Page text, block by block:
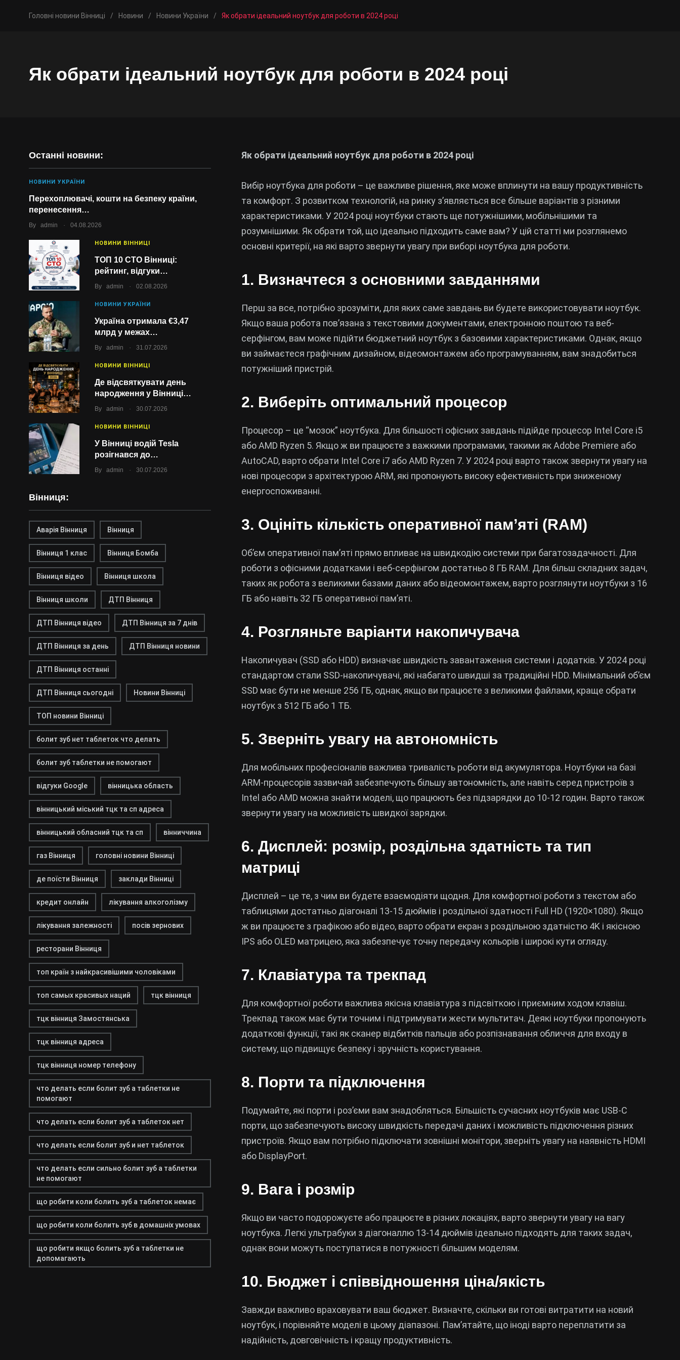
Головні новини Вінниці / Новини / Новини України / Як обрати ідеальний ноутбук для роботи в 2024 році
Як обрати ідеальний ноутбук для роботи в 2024 році
Останні новини:
НОВИНИ УКРАЇНИ
Перехоплювачі, кошти на безпеку країни,
перенесення…
By admin . 04.08.2026
НОВИНИ ВІННИЦІ
ТОП 10 СТО Вінниці:
рейтинг, відгуки…
By admin . 02.08.2026
НОВИНИ УКРАЇНИ
Україна отримала €3,47
млрд у межах…
By admin . 31.07.2026
НОВИНИ ВІННИЦІ
Де відсвяткувати день
народження у Вінниці…
By admin . 30.07.2026
НОВИНИ ВІННИЦІ
У Вінниці водій Tesla
розігнався до…
By admin . 30.07.2026
Вінниця:
Аварія Вінниця Вінниця
Вінниця 1 клас Вінниця Бомба
Вінниця відео Вінниця школа
Вінниця школи ДТП Вінниця
ДТП Вінниця відео ДТП Вінниця за 7 днів
ДТП Вінниця за день ДТП Вінниця новини
ДТП Вінниця останні
ДТП Вінниця сьогодні Новини Вінниці
ТОП новини Вінниці
болит зуб нет таблеток что делать
болит зуб таблетки не помогают
відгуки Google вінницька область
вінницький міський тцк та сп адреса
вінницький обласний тцк та сп вінниччина
газ Вінниця головні новини Вінниці
де поїсти Вінниця заклади Вінниці
кредит онлайн лікування алкоголізму
лікування залежності посів зернових
ресторани Вінниця
топ країн з найкрасивішими чоловіками
топ самых красивых наций тцк вінниця
тцк вінниця Замостянська
тцк вінниця адреса
тцк вінниця номер телефону
что делать если болит зуб а таблетки не
помогают
что делать если болит зуб а таблеток нет
что делать если болит зуб и нет таблеток
что делать если сильно болит зуб а таблетки
не помогают
що робити коли болить зуб а таблеток немає
що робити коли болить зуб в домашніх умовах
що робити якщо болить зуб а таблетки не
допомагають
Як обрати ідеальний ноутбук для роботи в 2024 році
Вибір ноутбука для роботи – це важливе рішення, яке може вплинути на вашу продуктивність
та комфорт. З розвитком технологій, на ринку з’являється все більше варіантів з різними
характеристиками. У 2024 році ноутбуки стають ще потужнішими, мобільнішими та
розумнішими. Як обрати той, що ідеально підходить саме вам? У цій статті ми розглянемо
основні критерії, на які варто звернути увагу при виборі ноутбука для роботи.
1. Визначтеся з основними завданнями
Перш за все, потрібно зрозуміти, для яких саме завдань ви будете використовувати ноутбук.
Якщо ваша робота пов’язана з текстовими документами, електронною поштою та веб-
серфінгом, вам може підійти бюджетний ноутбук з базовими характеристиками. Однак, якщо
ви займаєтеся графічним дизайном, відеомонтажем або програмуванням, вам знадобиться
потужніший пристрій.
2. Виберіть оптимальний процесор
Процесор – це “мозок” ноутбука. Для більшості офісних завдань підійде процесор Intel Core i5
або AMD Ryzen 5. Якщо ж ви працюєте з важкими програмами, такими як Adobe Premiere або
AutoCAD, варто обрати Intel Core i7 або AMD Ryzen 7. У 2024 році варто також звернути увагу на
нові процесори з архітектурою ARM, які пропонують високу ефективність при зниженому
енергоспоживанні.
3. Оцініть кількість оперативної пам’яті (RAM)
Об’єм оперативної пам’яті прямо впливає на швидкодію системи при багатозадачності. Для
роботи з офісними додатками і веб-серфінгом достатньо 8 ГБ RAM. Для більш складних задач,
таких як робота з великими базами даних або відеомонтажем, варто розглянути ноутбуки з 16
ГБ або навіть 32 ГБ оперативної пам’яті.
4. Розгляньте варіанти накопичувача
Накопичувач (SSD або HDD) визначає швидкість завантаження системи і додатків. У 2024 році
стандартом стали SSD-накопичувачі, які набагато швидші за традиційні HDD. Мінімальний об’єм
SSD має бути не менше 256 ГБ, однак, якщо ви працюєте з великими файлами, краще обрати
ноутбук з 512 ГБ або 1 ТБ.
5. Зверніть увагу на автономність
Для мобільних професіоналів важлива тривалість роботи від акумулятора. Ноутбуки на базі
ARM-процесорів зазвичай забезпечують більшу автономність, але навіть серед пристроїв з
Intel або AMD можна знайти моделі, що працюють без підзарядки до 10-12 годин. Варто також
звернути увагу на можливість швидкої зарядки.
6. Дисплей: розмір, роздільна здатність та тип
матриці
Дисплей – це те, з чим ви будете взаємодіяти щодня. Для комфортної роботи з текстом або
таблицями достатньо діагоналі 13-15 дюймів і роздільної здатності Full HD (1920×1080). Якщо
ж ви працюєте з графікою або відео, варто обрати екран з роздільною здатністю 4K і якісною
IPS або OLED матрицею, яка забезпечує точну передачу кольорів і широкі кути огляду.
7. Клавіатура та трекпад
Для комфортної роботи важлива якісна клавіатура з підсвіткою і приємним ходом клавіш.
Трекпад також має бути точним і підтримувати жести мультитач. Деякі ноутбуки пропонують
додаткові функції, такі як сканер відбитків пальців або розпізнавання обличчя для входу в
систему, що підвищує безпеку і зручність користування.
8. Порти та підключення
Подумайте, які порти і роз’єми вам знадобляться. Більшість сучасних ноутбуків має USB-C
порти, що забезпечують високу швидкість передачі даних і можливість підключення різних
пристроїв. Якщо вам потрібно підключати зовнішні монітори, зверніть увагу на наявність HDMI
або DisplayPort.
9. Вага і розмір
Якщо ви часто подорожуєте або працюєте в різних локаціях, варто звернути увагу на вагу
ноутбука. Легкі ультрабуки з діагоналлю 13-14 дюймів ідеально підходять для таких задач,
однак вони можуть поступатися в потужності більшим моделям.
10. Бюджет і співвідношення ціна/якість
Завжди важливо враховувати ваш бюджет. Визначте, скільки ви готові витратити на новий
ноутбук, і порівняйте моделі в цьому діапазоні. Пам’ятайте, що іноді варто переплатити за
надійність, довговічність і кращу продуктивність.